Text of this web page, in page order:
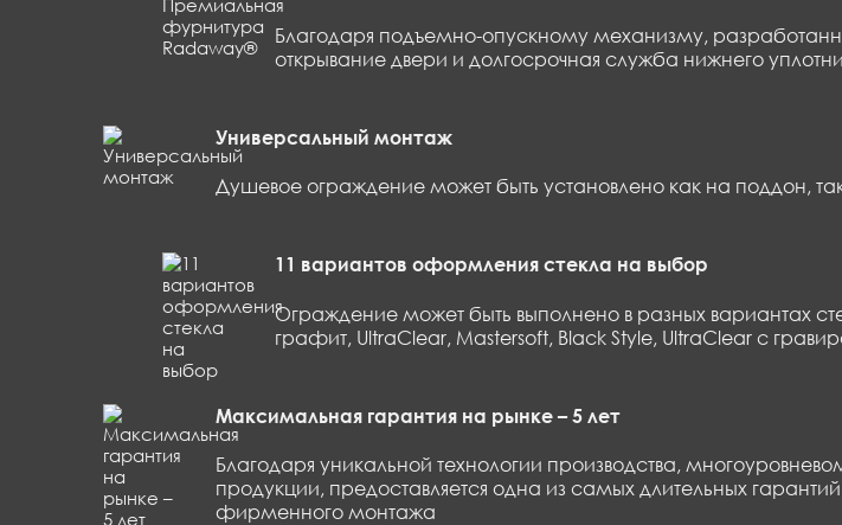
Благодаря подъемно-опускному механизму,
открывание двери и долгосрочная служба нижнего
Универсальный монтаж
Душевое ограждение может быть установлено как на поддон,
11 вариантов оформления стекла на выбор
Ограждение может быть выполнено в разных вариантах
графит, UltraClear, Mastersoft, Black Style, UltraClear с
Максимальная гарантия на рынке – 5 лет
Благодаря уникальной технологии производства,
продукции, предоставляется одна из самых длительных
фирменного монтажа